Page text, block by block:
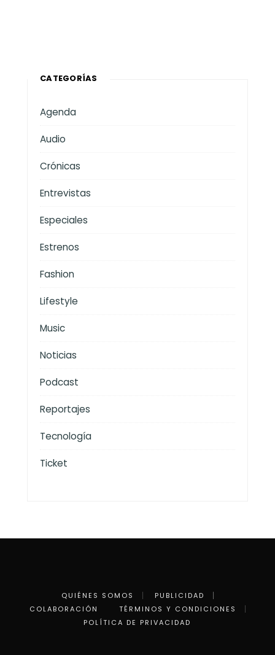
CATEGORÍAS
Agenda
Audio
Crónicas
Entrevistas
Especiales
Estrenos
Fashion
Lifestyle
Music
Noticias
Podcast
Reportajes
Tecnología
Ticket
QUIÉNES SOMOS
PUBLICIDAD
COLABORACIÓN
TÉRMINOS Y CONDICIONES
POLÍTICA DE PRIVACIDAD